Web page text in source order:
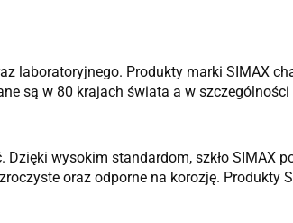
laboratoryjnego. Produkty marki SIMAX
są w 80 krajach świata a w szczególności
wysokim standardom, szkło SIMAX
oraz odporne na korozję. Produkty